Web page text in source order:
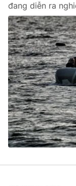
Tổng đài VTV:
Ðiện thoại Thời báo
Email:
Liên hệ quảng cáo:
đang diễn ra